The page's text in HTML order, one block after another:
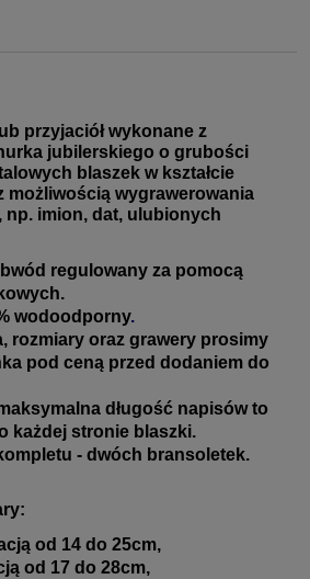
przyjaciół wykonane z
jubilerskiego o grubości
blaszek w kształcie
możliwością wygrawerowania
imion, dat, ulubionych
regulowany za pomocą
.
wodoodporny.
rozmiary oraz grawery prosimy
pod ceną przed dodaniem do
długość napisów to
każdej stronie blaszki.
- dwóch bransoletek.
od 14 do 25cm,
od 17 do 28cm,